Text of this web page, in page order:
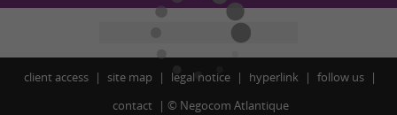
client access site map legal notice hyperlink
follow us
contact
© Negocom Atlantique